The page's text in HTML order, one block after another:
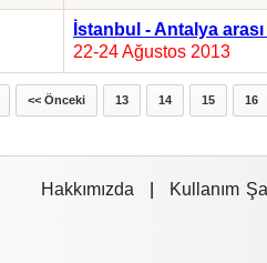
İstanbul - Antalya arası
22-24 Ağustos 2013
<< Önceki 13 14 15 16
Hakkımızda Kullanım